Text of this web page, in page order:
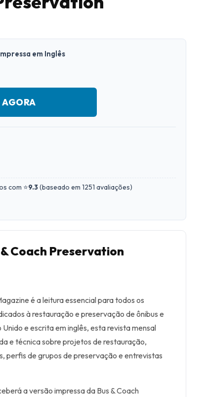
em Inglês
AGORA
com ⭐9.3(baseado em 1251 avaliações)
Coach Preservation
é a leitura essencial para todos os
à restauração e preservação de ônibus e
e escrita em inglês, esta revista mensal
e técnica sobre projetos de restauração,
perfis de grupos de preservação e entrevistas
a versão impressa da Bus & Coach